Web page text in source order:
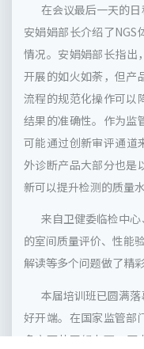
在会议最后一天的日
安娟娟部长介绍了
情况。安娟娟部长指出
开展的如火如荼，但产
流程的规范化操作可以
结果的准确性。作为监
可能通过创新审评通道
外诊断产品大部分也是
新可以提升检测的质量
来自卫健委临检中心
的室间质量评价、性能
解读等多个问题做了精
本届培训班已圆满落
好开端。在国家监管部
多方面共同努力下，国